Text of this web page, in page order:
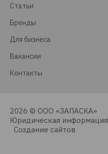
Статьи
Бренды
Для бизнеса
Вакансии
Контакты
2026 © ООО «ЗАПАСКА»
Юридическая информация
Создание сайтов